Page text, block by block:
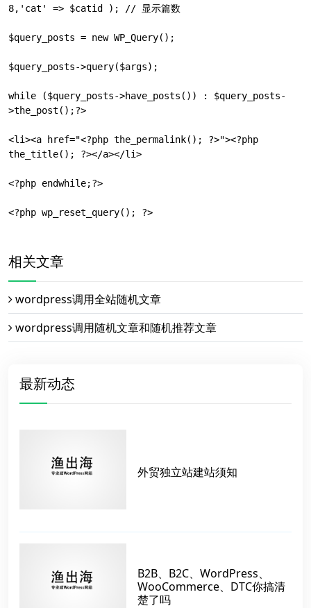
8,'cat' => $catid ); // 显示篇数
$query_posts = new WP_Query();
$query_posts->query($args);
while ($query_posts->have_posts()) : $query_posts-
>the_post();?>
<li><a href="<?php the_permalink(); ?>"><?php
the_title(); ?></a></li>
<?php endwhile;?>
<?php wp_reset_query(); ?>
相关文章
wordpress调用全站随机文章
wordpress调用随机文章和随机推荐文章
最新动态
外贸独立站建站须知
B2B、B2C、WordPress、
WooCommerce、DTC你搞清
楚了吗